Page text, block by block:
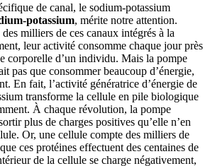
de canal, le sodium-potassium
potassium, mérite notre attention.
milliers de ces canaux intégrés à la
leur activité consomme chaque jour près
corporelle d’un individu. Mais la pompe
pas que consommer beaucoup d’énergie,
En fait, l’activité génératrice d’énergie de
transforme la cellule en pile biologique
À chaque révolution, la pompe
plus de charges positives qu’elle n’en
Or, une cellule compte des milliers de
ces protéines effectuent des centaines de
de la cellule se charge négativement,